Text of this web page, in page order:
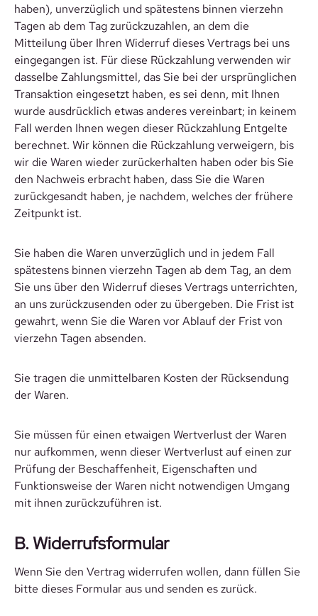
haben), unverzüglich und spätestens binnen vierzehn
Tagen ab dem Tag zurückzuzahlen, an dem die
Mitteilung über Ihren Widerruf dieses Vertrags bei uns
eingegangen ist. Für diese Rückzahlung verwenden wir
dasselbe Zahlungsmittel, das Sie bei der ursprünglichen
Transaktion eingesetzt haben, es sei denn, mit Ihnen
wurde ausdrücklich etwas anderes vereinbart; in keinem
Fall werden Ihnen wegen dieser Rückzahlung Entgelte
berechnet. Wir können die Rückzahlung verweigern, bis
wir die Waren wieder zurückerhalten haben oder bis Sie
den Nachweis erbracht haben, dass Sie die Waren
zurückgesandt haben, je nachdem, welches der frühere
Zeitpunkt ist.
Sie haben die Waren unverzüglich und in jedem Fall
spätestens binnen vierzehn Tagen ab dem Tag, an dem
Sie uns über den Widerruf dieses Vertrags unterrichten,
an uns zurückzusenden oder zu übergeben. Die Frist ist
gewahrt, wenn Sie die Waren vor Ablauf der Frist von
vierzehn Tagen absenden.
Sie tragen die unmittelbaren Kosten der Rücksendung
der Waren.
Sie müssen für einen etwaigen Wertverlust der Waren
nur aufkommen, wenn dieser Wertverlust auf einen zur
Prüfung der Beschaffenheit, Eigenschaften und
Funktionsweise der Waren nicht notwendigen Umgang
mit ihnen zurückzuführen ist.
B. Widerrufsformular
Wenn Sie den Vertrag widerrufen wollen, dann füllen Sie
bitte dieses Formular aus und senden es zurück.